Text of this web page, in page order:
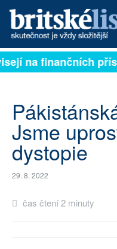
PŘIHLÁSIT
ARCHIV
ROZHOVORY
TÉMATA
NEJČTENĚJŠÍ ZA 7 DNÍ
na finančních
Jsme
dystopie
29. 8. 2022
čas čtení 2 minuty